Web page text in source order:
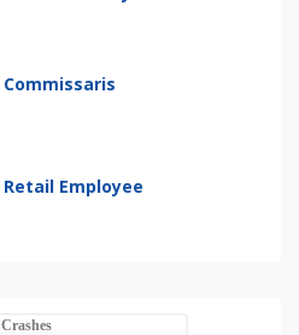
Commissaris
Retail Employee
Crashes